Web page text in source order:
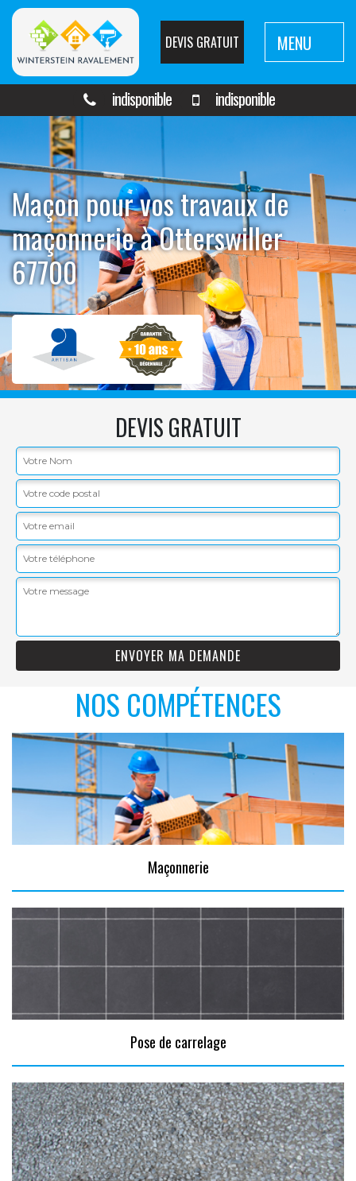
DEVIS GRATUIT MENU
indisponible indisponible
Maçon pour vos travaux de
maçonnerie à Otterswiller
67700
DEVIS GRATUIT
NOS COMPÉTENCES
Maçonnerie
Pose de carrelage